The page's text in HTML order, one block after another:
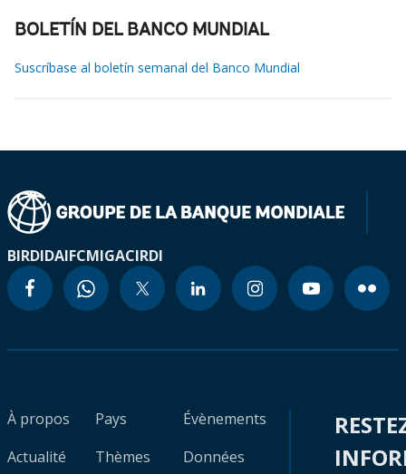
BOLETÍN DEL BANCO MUNDIAL
Suscríbase al boletín semanal del Banco Mundial
BIRDIDAIFCMIGACIRDI
À propos
Actualité
Pays
Thèmes
Évènements
Données